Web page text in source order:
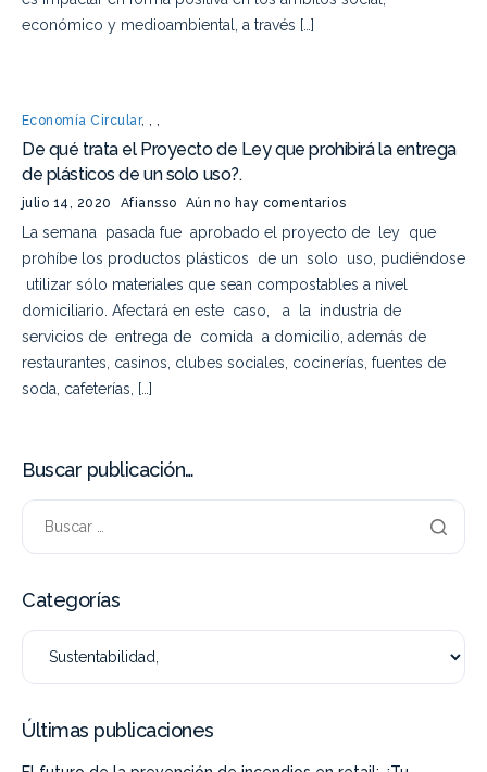
económico y medioambiental, a través […]
Economía Circular,
De qué trata el Proyecto de Ley que prohibirá la entrega
de plásticos de un solo uso?.
julio 14, 2020 Afiansso Aún no hay comentarios
La semana pasada fue aprobado el proyecto de ley que
prohíbe los productos plásticos de un solo uso, pudiéndose
utilizar sólo materiales que sean compostables a nivel
domiciliario. Afectará en este caso, a la industria de
servicios de entrega de comida a domicilio, además de
restaurantes, casinos, clubes sociales, cocinerías, fuentes de
soda, cafeterías, […]
Buscar publicación…
Categorías
Últimas publicaciones